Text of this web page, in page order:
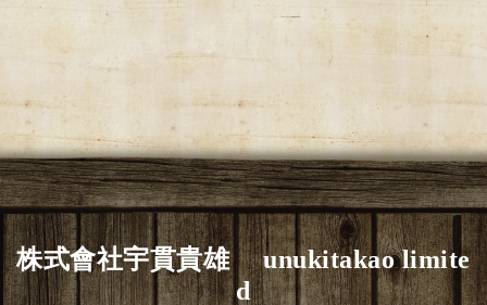
株式會社宇貫貴雄 unukitakao limite
d